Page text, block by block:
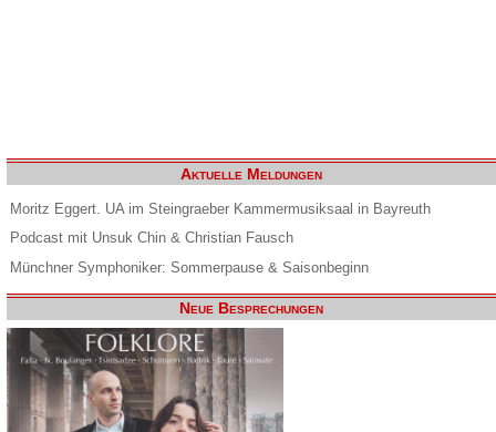
Aktuelle Meldungen
Moritz Eggert. UA im Steingraeber Kammermusiksaal in Bayreuth
Podcast mit Unsuk Chin & Christian Fausch
Münchner Symphoniker: Sommerpause & Saisonbeginn
Neue Besprechungen